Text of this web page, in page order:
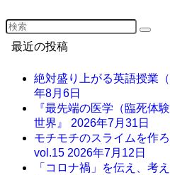
最近の投稿
絶対盛り上がる英語授業
年8月6日
『最先端の医学（臨死体
世界』 2026年7月31日
モチモチのスライムを作
vol.15 2026年7月12日
「コロナ禍」を伝え、考